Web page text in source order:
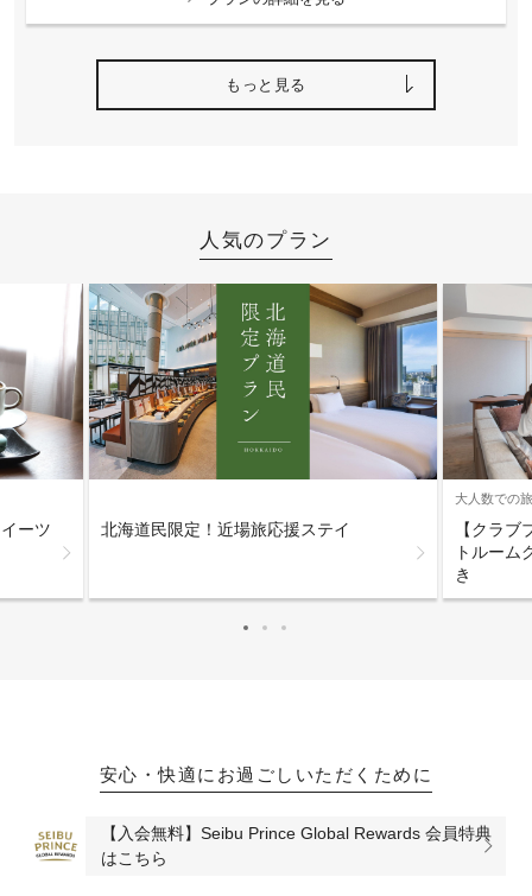
もっと見る
人気のプラン
ーツ 北海道民限定！近場旅応援ステイ
大人数での
【クラ
トルー
き
安心・快適にお過ごしいただくために
【入会無料】Seibu Prince Global Rewards 会員特典
はこちら